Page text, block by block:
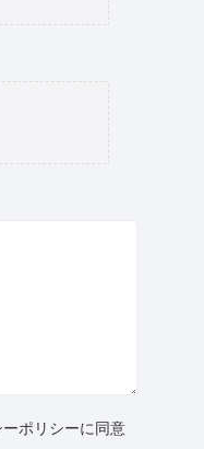
ポリシーに同意